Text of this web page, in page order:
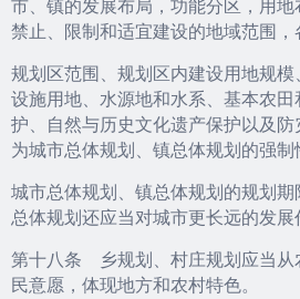
市、镇的发展布局，功能分区，用地
禁止、限制和适宜建设的地域范围，
规划区范围、规划区内建设用地规
设施用地、水源地和水系、基本农
护、自然与历史文化遗产保护以及
为城市总体规划、镇总体规划的强制
城市总体规划、镇总体规划的规划
总体规划还应当对城市更长远的发展
第十八条 乡规划、村庄规划应当从
民意愿，体现地方和农村特色。